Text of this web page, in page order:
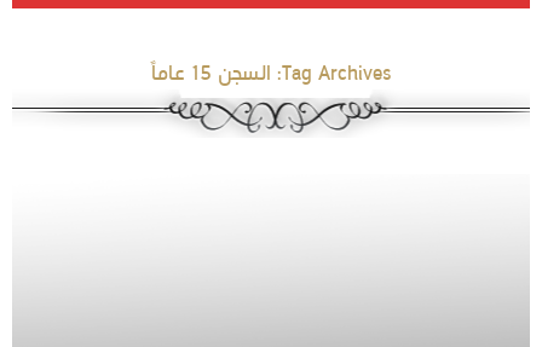
Tag Archives: السجن 15 عاماً